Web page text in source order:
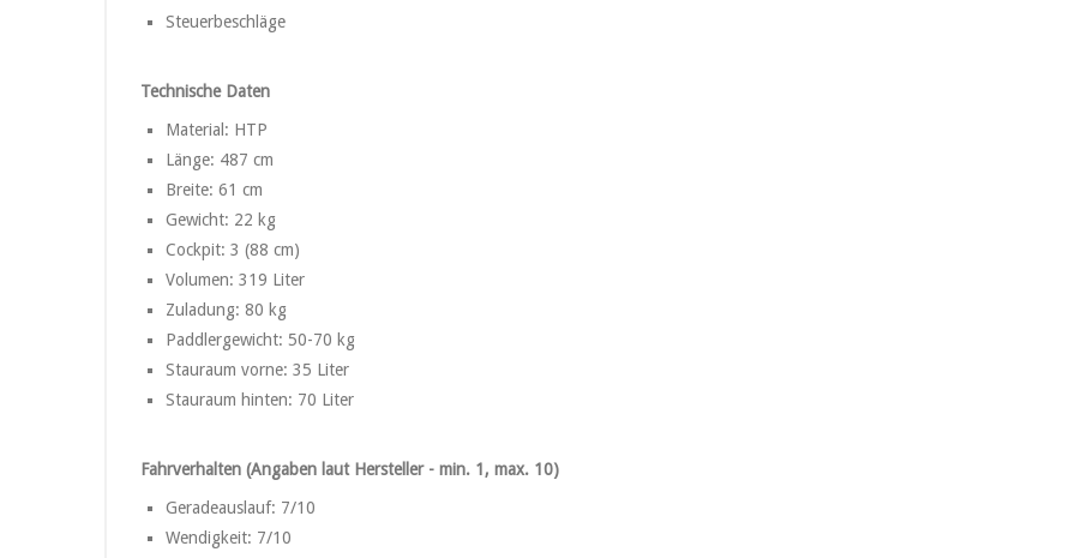
Steuerbeschläge
Technische Daten
Material: HTP
Länge: 487 cm
Breite: 61 cm
Gewicht: 22 kg
Cockpit: 3 (88 cm)
Volumen: 319 Liter
Zuladung: 80 kg
Paddlergewicht: 50-70 kg
Stauraum vorne: 35 Liter
Stauraum hinten: 70 Liter
Fahrverhalten (Angaben laut Hersteller - min. 1, max. 10)
Geradeauslauf: 7/10
Wendigkeit: 7/10